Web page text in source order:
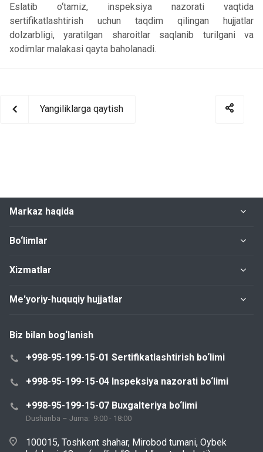
Eslatib o‘tamiz, inspeksiya nazorati vaqtida
sertifikatlashtirish uchun taqdim qilingan hujjatlar
dolzarbligi, yaratilgan sharoitlar saqlanib turilgani va
xodimlar malakasi qayta baholanadi.
Yangiliklarga qaytish
Markaz haqida
Bo‘limlar
Xizmatlar
Me'yoriy-huquqiy hujjatlar
Biz bilan bog‘lanish
+998-95-199-15-01 Sertifikatlashtirish bo‘limi
+998-95-199-15-04 Inspeksiya nazorati bo‘limi
+998-95-199-15-07 Buxgalteriya bo‘limi
Dushanba – Juma: 9:00 - 18:00
100015, Toshkent shahar, Mirobod tumani, Oybek